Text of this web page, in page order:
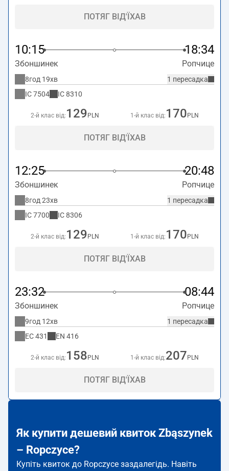
ПОТЯГ ВІД'ЇХАВ
10:15 18:34
Збоншинек Ропчице
1 пересадка
8год 19хв
IC7504 IC8310
2-й клас від: 129 PLN 1-й клас від: 170 PLN
ПОТЯГ ВІД'ЇХАВ
12:25 20:48
Збоншинек Ропчице
1 пересадка
8год 23хв
IC7700 IC8306
2-й клас від: 129 PLN 1-й клас від: 170 PLN
ПОТЯГ ВІД'ЇХАВ
23:32 08:44
Збоншинек Ропчице
1 пересадка
9год 12хв
EC431 EN 416
2-й клас від: 158 PLN 1-й клас від:207 PLN
ПОТЯГ ВІД'ЇХАВ
Як купити дешевий квиток Zbąszynek
– Ropczyce?
Купіть квиток до Ropczyce заздалегідь. Навіть